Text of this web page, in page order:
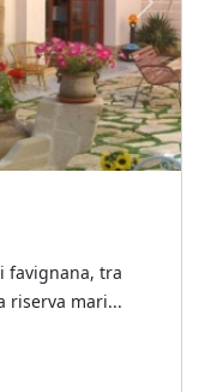
Next
favignana, tra
riserva mari...